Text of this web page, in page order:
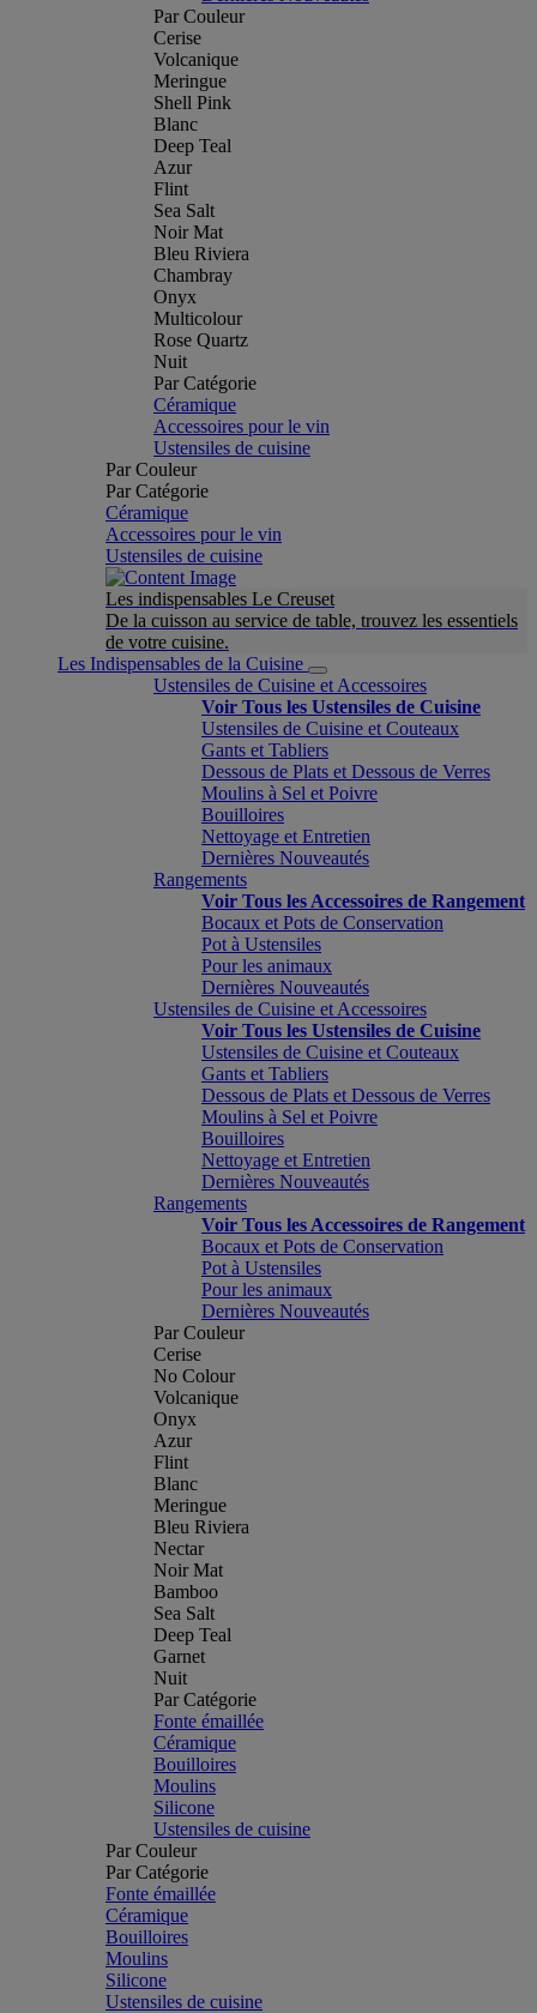
Par Couleur
Cerise
Volcanique
Meringue
Shell Pink
Blanc
Deep Teal
Azur
Flint
Sea Salt
Noir Mat
Bleu Riviera
Chambray
Onyx
Multicolour
Rose Quartz
Nuit
Par Catégorie
Céramique
Accessoires pour le vin
Ustensiles de cuisine
Par Couleur
Par Catégorie
Céramique
Accessoires pour le vin
Ustensiles de cuisine
Les indispensables Le Creuset
De la cuisson au service de table, trouvez les essentiels
de votre cuisine.
Les Indispensables de la Cuisine
Ustensiles de Cuisine et Accessoires
Voir Tous les Ustensiles de Cuisine
Ustensiles de Cuisine et Couteaux
Gants et Tabliers
Dessous de Plats et Dessous de Verres
Moulins à Sel et Poivre
Bouilloires
Nettoyage et Entretien
Dernières Nouveautés
Rangements
Voir Tous les Accessoires de Rangement
Bocaux et Pots de Conservation
Pot à Ustensiles
Pour les animaux
Dernières Nouveautés
Ustensiles de Cuisine et Accessoires
Voir Tous les Ustensiles de Cuisine
Ustensiles de Cuisine et Couteaux
Gants et Tabliers
Dessous de Plats et Dessous de Verres
Moulins à Sel et Poivre
Bouilloires
Nettoyage et Entretien
Dernières Nouveautés
Rangements
Voir Tous les Accessoires de Rangement
Bocaux et Pots de Conservation
Pot à Ustensiles
Pour les animaux
Dernières Nouveautés
Par Couleur
Cerise
No Colour
Volcanique
Onyx
Azur
Flint
Blanc
Meringue
Bleu Riviera
Nectar
Noir Mat
Bamboo
Sea Salt
Deep Teal
Garnet
Nuit
Par Catégorie
Fonte émaillée
Céramique
Bouilloires
Moulins
Silicone
Ustensiles de cuisine
Par Couleur
Par Catégorie
Fonte émaillée
Céramique
Bouilloires
Moulins
Silicone
Ustensiles de cuisine